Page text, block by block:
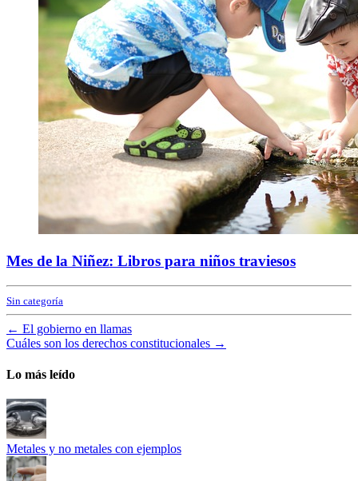
Mes de la Niñez: Libros para niños traviesos
Sin categoría
← El gobierno en llamas
Cuáles son los derechos constitucionales →
Lo más leído
Metales y no metales con ejemplos